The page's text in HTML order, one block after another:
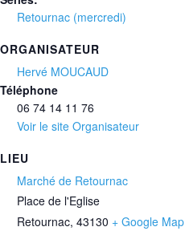
Retournac (mercredi)
ORGANISATEUR
Hervé MOUCAUD
Téléphone
06 74 14 11 76‬
Voir le site Organisateur
LIEU
Marché de Retournac
Place de l'Eglise
Retournac, 43130 + Google Map